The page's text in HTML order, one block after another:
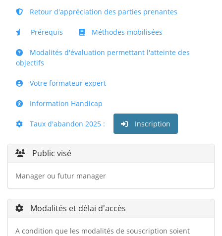
Retour d'appréciation des parties prenantes
Prérequis Méthodes mobilisées
Modalités d'évaluation permettant l'atteinte des
objectifs
Votre formateur expert
Information Handicap
Taux d'abandon 2025 : Inscription
Public visé
Manager ou futur manager
Modalités et délai d'accès
A condition que les modalités de souscription soient